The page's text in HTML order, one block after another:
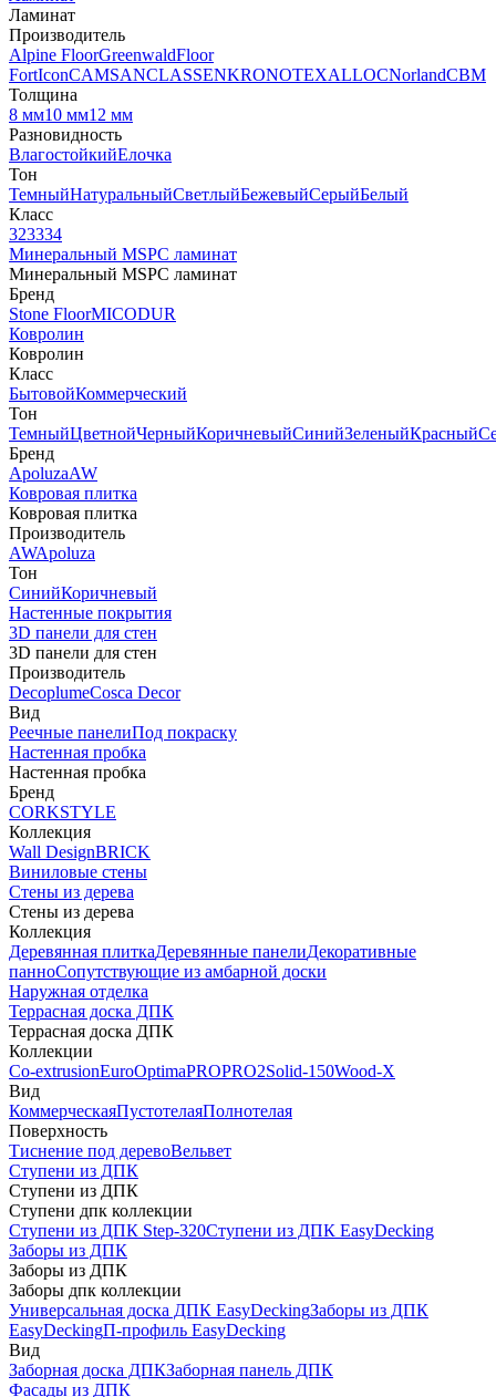
Ламинат
Производитель
Alpine FloorGreenwaldFloor
FortIconCAMSANCLASSENKRONOTEXALLOCNorlandCBM
Толщина
8 мм10 мм12 мм
Разновидность
ВлагостойкийЕлочка
Тон
ТемныйНатуральныйСветлыйБежевыйСерыйБелый
Класс
323334
Минеральный MSPC ламинат
Минеральный MSPC ламинат
Бренд
Stone FloorMICODUR
Ковролин
Ковролин
Класс
БытовойКоммерческий
Тон
ТемныйЦветнойЧерныйКоричневыйСинийЗеленыйКрасный
Бренд
ApoluzaAW
Ковровая плитка
Ковровая плитка
Производитель
AWApoluza
Тон
СинийКоричневый
Настенные покрытия
3D панели для стен
3D панели для стен
Производитель
DecoplumeCosca Decor
Вид
Реечные панелиПод покраску
Настенная пробка
Настенная пробка
Бренд
CORKSTYLE
Коллекция
Wall DesignBRICK
Виниловые стены
Стены из дерева
Стены из дерева
Коллекция
Деревянная плиткаДеревянные панелиДекоративные
панноСопутствующие из амбарной доски
Наружная отделка
Террасная доска ДПК
Террасная доска ДПК
Коллекции
Co-extrusionEuroOptimaPROPRO2Solid-150Wood-X
Вид
КоммерческаяПустотелаяПолнотелая
Поверхность
Тиснение под деревоВельвет
Ступени из ДПК
Ступени из ДПК
Ступени дпк коллекции
Ступени из ДПК Step-320Ступени из ДПК EasyDecking
Заборы из ДПК
Заборы из ДПК
Заборы дпк коллекции
Универсальная доска ДПК EasyDeckingЗаборы из ДПК
EasyDeckingП-профиль EasyDecking
Вид
Заборная доска ДПКЗаборная панель ДПК
Фасады из ДПК